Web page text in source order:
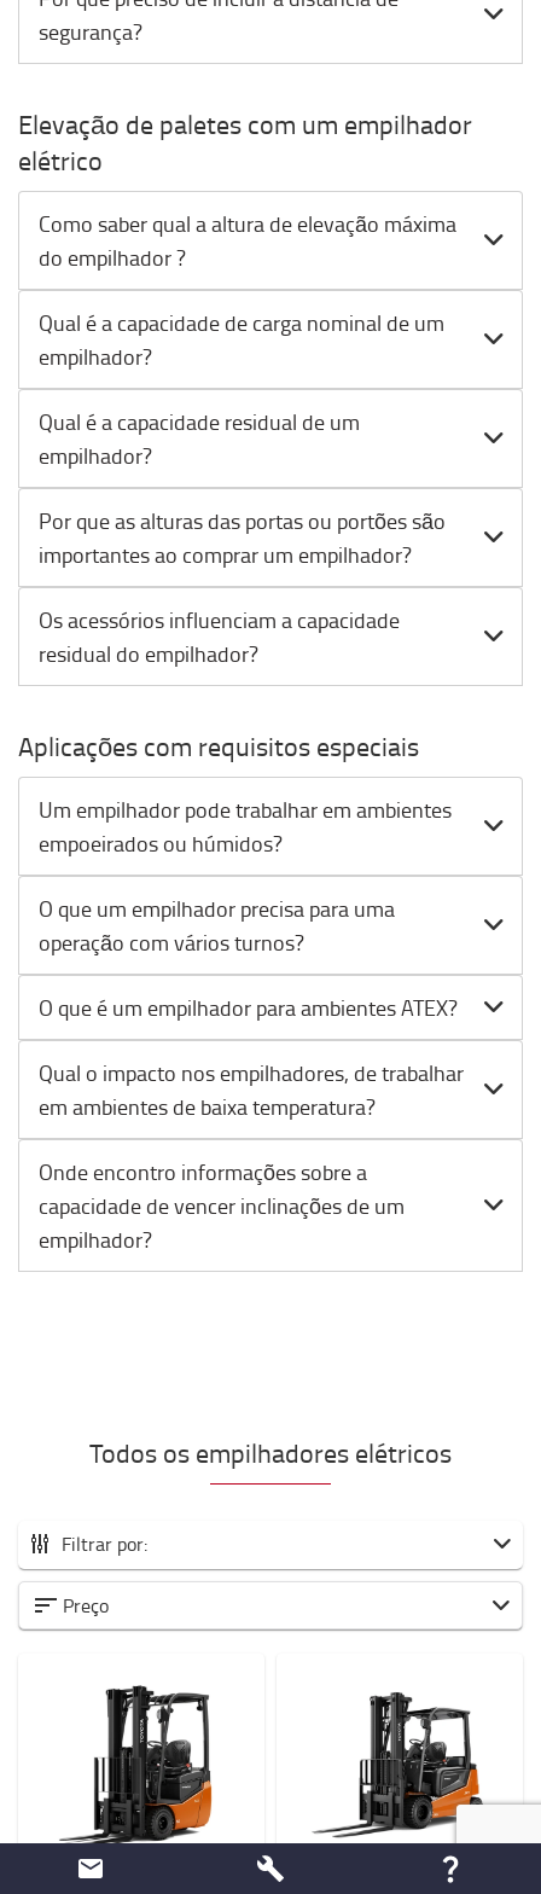
segurança?
Elevação de paletes com um empilhador
elétrico
Como saber qual a altura de elevação máxima
do empilhador ?
Qual é a capacidade de carga nominal de um
empilhador?
Qual é a capacidade residual de um
empilhador?
Por que as alturas das portas ou portões são
importantes ao comprar um empilhador?
Os acessórios influenciam a capacidade
residual do empilhador?
Aplicações com requisitos especiais
Um empilhador pode trabalhar em ambientes
empoeirados ou húmidos?
O que um empilhador precisa para uma
operação com vários turnos?
O que é um empilhador para ambientes ATEX?
Qual o impacto nos empilhadores, de trabalhar
em ambientes de baixa temperatura?
Onde encontro informações sobre a
capacidade de vencer inclinações de um
empilhador?
Todos os empilhadores elétricos
Filtrar por:
Todos os empilhadores elétricos
2000 a 5000 kg
6000 a 8000 kg
Tipo de atividade
Produção(34)
Armazéns
Preço
8FBES10T